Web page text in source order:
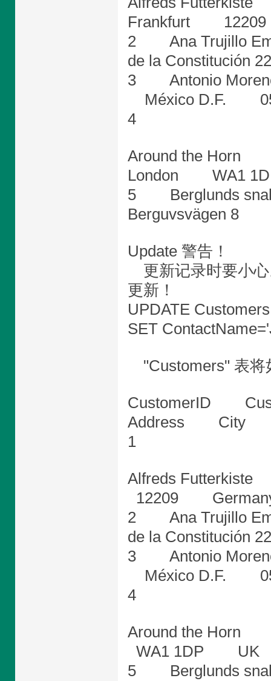
Frankfurt
2 Ana Trujillo
de la
3 Antonio
México D.F.
4
Around the
London WA1
5 Berglunds
Berguvsvägen
Update 警告！
更新记录时要小心
更新！
UPDATE Customers
SET
"Customers" 表将
CustomerID
Address City
1
Alfreds
12209
2 Ana Trujillo
de la
3 Antonio
México D.F.
4
Around the
WA1 1DP UK
5 Berglunds